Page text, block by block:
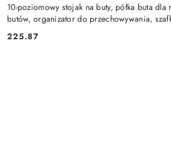
10-poziomowy stojak na buty, półka buta
butów, organizator do przechowywania,
Cena:
225.87